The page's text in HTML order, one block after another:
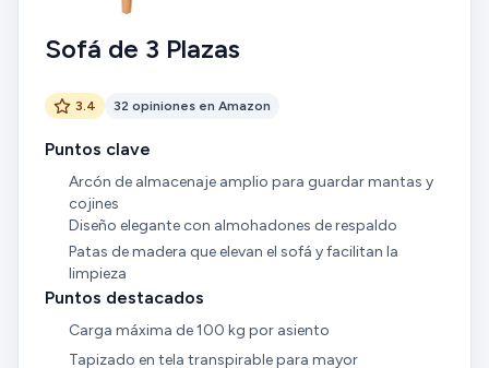
Sofá de 3 Plazas
3.4 32 opiniones en Amazon
Puntos clave
Arcón de almacenaje amplio para guardar mantas y
cojines
Diseño elegante con almohadones de respaldo
Patas de madera que elevan el sofá y facilitan la
limpieza
Puntos destacados
Carga máxima de 100 kg por asiento
Tapizado en tela transpirable para mayor